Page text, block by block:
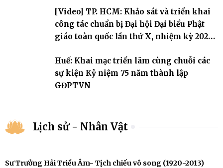
[Video] TP. HCM: Khảo sát và triển khai
công tác chuẩn bị Đại hội Đại biểu Phật
giáo toàn quốc lần thứ X, nhiệm kỳ 2026-
Huế: Khai mạc triển lãm cùng chuỗi các
sự kiện Kỷ niệm 75 năm thành lập
GĐPTVN
Lịch sử - Nhân Vật
Sư Trưởng Hải Triều Âm- Tịch chiếu vô song (1920-2013)